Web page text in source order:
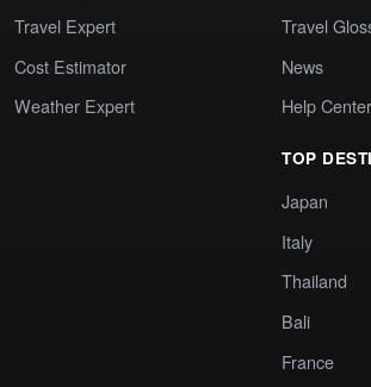
Travel Expert
Cost Estimator
Weather Expert
Travel
News
Help Center
TOP
Japan
Italy
Thailand
Bali
France